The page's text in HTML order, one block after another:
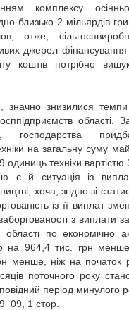
комплексу
близько 2 мільярдів
отже,
джерел
коштів потрібно
значно знизилися
області.
господарства
на загальну суму
одиниць техніки вартістю
є й ситуація із
хоча, згідно зі
із її виплат
з виплати
області по економічно
964,4 тис. грн
менше, ніж на початок
поточного року
період минулого
1 стор.